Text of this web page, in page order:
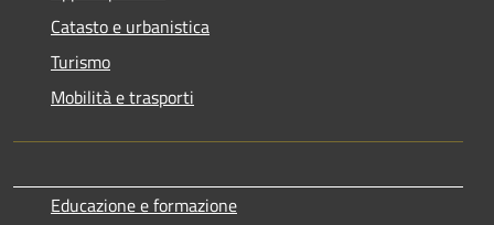
Catasto e urbanistica
Turismo
Mobilità e trasporti
Educazione e formazione